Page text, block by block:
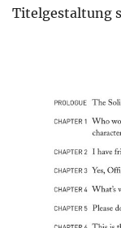
Titelgestaltung